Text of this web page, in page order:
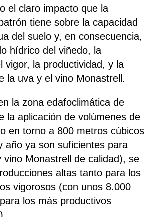
el claro impacto que la
tiene sobre la capacidad
del suelo y, en consecuencia,
hídrico del viñedo, la
vigor, la productividad, y la
la uva y el vino Monastrell.
la zona edafoclimática de
la aplicación de volúmenes de
en torno a 800 metros cúbicos
año ya son suficientes para
vino Monastrell de calidad), se
altas tanto para los
vigorosos (con unos 8.000
los más productivos